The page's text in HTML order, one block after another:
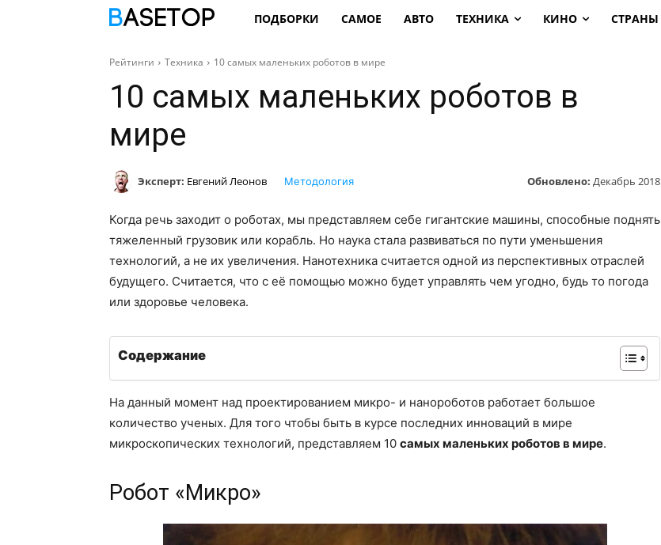
ПОДБОРКИ САМОЕ АВТО ТЕХНИКА КИНО СТРАНЫ
Рейтинги Техника 10 самых маленьких роботов в мире
10 самых маленьких роботов в
мире
Эксперт: Евгений Леонов Обновлено: Декабрь 2018
Методология
Когда речь заходит о роботах, мы представляем себе гигантские машины, способные поднять
тяжеленный грузовик или корабль. Но наука стала развиваться по пути уменьшения
технологий, а не их увеличения. Нанотехника считается одной из перспективных отраслей
будущего. Считается, что с её помощью можно будет управлять чем угодно, будь то погода
или здоровье человека.
Содержание
На данный момент над проектированием микро- и нанороботов работает большое
количество ученых. Для того чтобы быть в курсе последних инноваций в мире
микроскопических технологий, представляем 10 самых маленьких роботов в мире.
Робот «Микро»